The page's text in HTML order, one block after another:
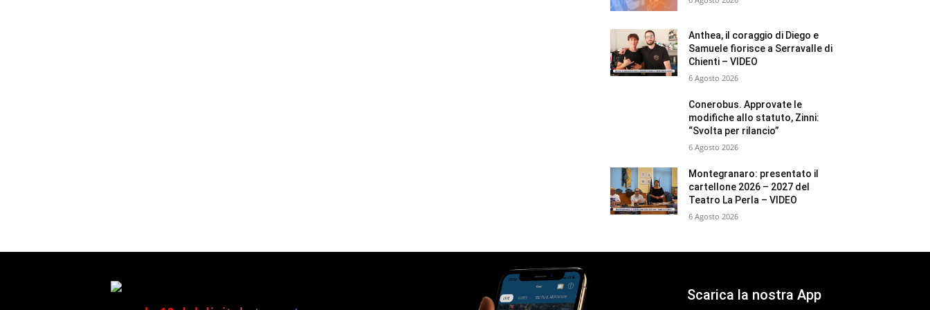
Anthea, il coraggio di Diego e
Samuele fiorisce a Serravalle di
Chienti – VIDEO
6 Agosto 2026
Conerobus. Approvate le
modifiche allo statuto, Zinni:
“Svolta per rilancio”
6 Agosto 2026
Montegranaro: presentato il
cartellone 2026 – 2027 del
Teatro La Perla – VIDEO
6 Agosto 2026
Scarica la nostra App